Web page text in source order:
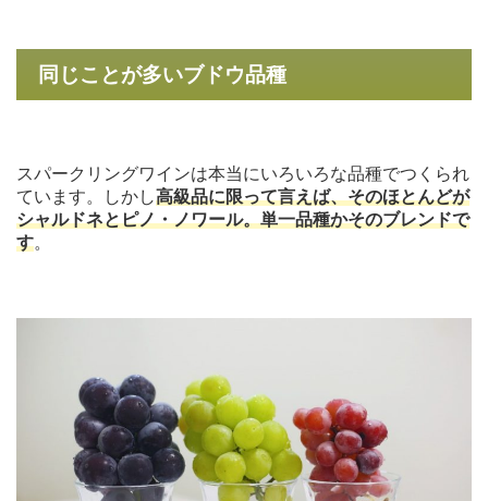
同じことが多いブドウ品種
スパークリングワインは本当にいろいろな品種でつくられ
ています。しかし高級品に限って言えば、そのほとんどが
シャルドネとピノ・ノワール。単一品種かそのブレンドで
す。